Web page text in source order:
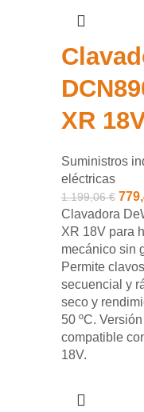
XR
Suministros
eléctricas
1.199,06€
Clavadora
XR 18V para
mecánico sin
Permite
secuencial y
seco y
50 ºC.
compatible
18V.